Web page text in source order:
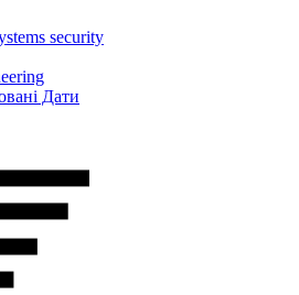
security
Дати